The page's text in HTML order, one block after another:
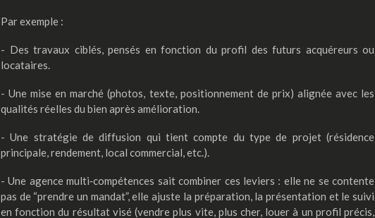
Par exemple :
- Des travaux ciblés, pensés en fonction du profil des futurs acquéreurs ou
locataires.
- Une mise en marché (photos, texte, positionnement de prix) alignée avec les
qualités réelles du bien après amélioration.
- Une stratégie de diffusion qui tient compte du type de projet (résidence
principale, rendement, local commercial, etc.).
- Une agence multi‑compétences sait combiner ces leviers : elle ne se contente
pas de “prendre un mandat”, elle ajuste la préparation, la présentation et le suivi
en fonction du résultat visé (vendre plus vite, plus cher, louer à un profil précis,